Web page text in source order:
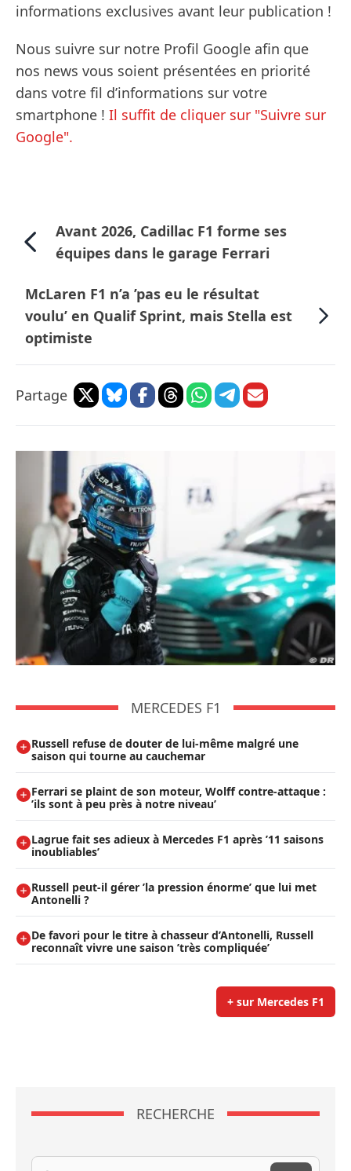
informations exclusives avant leur publication !
Nous suivre sur notre Profil Google afin que
nos news vous soient présentées en priorité
dans votre fil d’informations sur votre
smartphone ! Il suffit de cliquer sur "Suivre sur
Google".
Avant 2026, Cadillac F1 forme ses
équipes dans le garage Ferrari
McLaren F1 n’a ’pas eu le résultat
voulu’ en Qualif Sprint, mais Stella est
optimiste
Partage
MERCEDES F1
Russell refuse de douter de lui-même malgré une
saison qui tourne au cauchemar
Ferrari se plaint de son moteur, Wolff contre-attaque :
’ils sont à peu près à notre niveau’
Lagrue fait ses adieux à Mercedes F1 après ’11 saisons
inoubliables’
Russell peut-il gérer ’la pression énorme’ que lui met
Antonelli ?
De favori pour le titre à chasseur d’Antonelli, Russell
reconnaît vivre une saison ’très compliquée’
+ sur Mercedes F1
RECHERCHE
Recherche